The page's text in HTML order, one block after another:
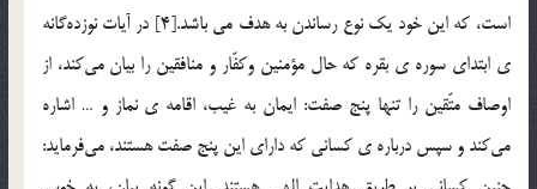
است، كه اين خود يك نوع رساندن به هدف مي باشد.[4] در آيات نوزده‌گانه
ي ابتداي سوره ي بقره كه حال مؤمنين وكفّار و منافقين را بيان مي‌كند، از
اوصاف متّقين را تنها پنج صفت: ايمان به غيب، اقامه ي نماز و … اشاره
مي‌كند و سپس درباره ي كساني كه داراي اين پنج صفت هستند، مي‌فرمايد: